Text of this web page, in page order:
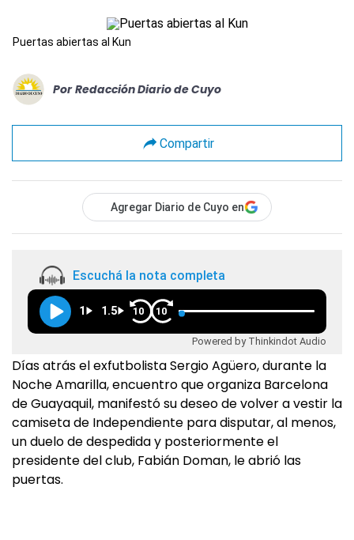
Puertas abiertas al Kun
Por Redacción Diario de Cuyo
Compartir
Agregar Diario de Cuyo en
Escuchá la nota completa
1 1.5 10 10
Powered by Thinkindot Audio
Días atrás el exfutbolista Sergio Agüero, durante la
Noche Amarilla, encuentro que organiza Barcelona
de Guayaquil, manifestó su deseo de volver a vestir la
camiseta de Independiente para disputar, al menos,
un duelo de despedida y posteriormente el
presidente del club, Fabián Doman, le abrió las
puertas.